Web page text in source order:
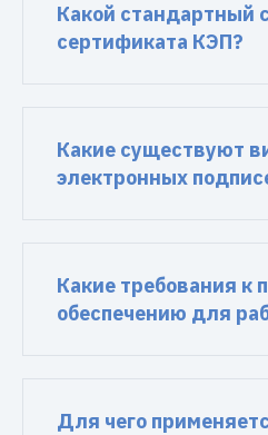
Какой стандартный
сертификата КЭП?
Какие существуют
электронных
Какие требования к
обеспечению для
Для чего